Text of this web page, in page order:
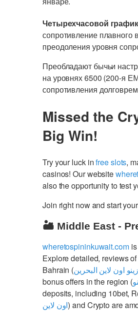
Четырехчасовой
сопротивление плавного
преодоления уровня
Преобладают бычьи
на уровнях 6500 (200-я
сопротивления
Missed the
Big Win!
Try your luck infree slots,
casinos! Our website
also the opportunity to test
Join right now and start
🏜️ Middle East -
wheretospininkuwait.comis
Explore detailed, reviews
Bahrain (اون لاين البحرين
bonus offers in the region (
deposits, including 10bet,
اون لاين) and Crypto are